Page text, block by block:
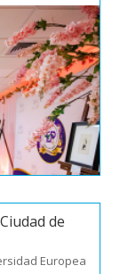
de
Europea